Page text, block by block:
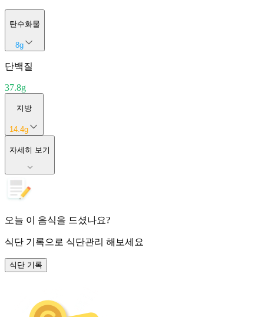
탄수화물
8g
단백질
37.8g
지방
14.4g
자세히 보기
오늘 이 음식을 드셨나요?
식단 기록으로 식단관리 해보세요
식단 기록